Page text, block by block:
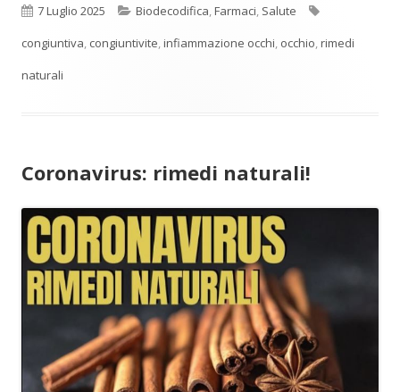
Pubblicato
7 Luglio 2025 Categorie
Biodecodifica,Farmaci, Salute
congiuntiva, congiuntivite,infiammazione occhi, occhio,rimedi
naturali
Coronavirus: rimedi naturali!